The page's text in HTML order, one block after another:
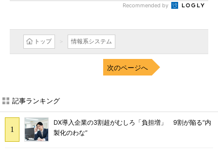
Recommended by
トップ 情報系システム
次のページへ
記事ランキング
DX導入企業の3割超がむしろ「負担増」 9割が陥る“内
製化のわな”